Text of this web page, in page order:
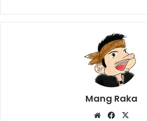
Mang Raka
WebsiteFacebook